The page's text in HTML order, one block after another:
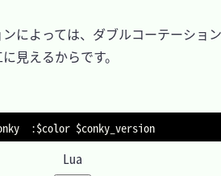
によっては、ダブルコーテーショ
見えるからです。
: $color $conky_version
Lua